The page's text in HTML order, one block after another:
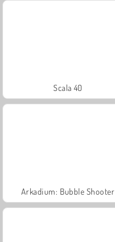
Scala 40
Arkadium: Bubble Shooter